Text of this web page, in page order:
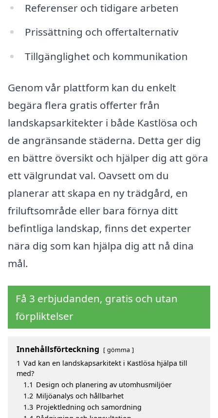
Referenser och tidigare arbeten
Prissättning och offertalternativ
Tillgänglighet och kommunikation
Genom vår plattform kan du enkelt
begära flera gratis offerter från
landskapsarkitekter i både Kastlösa och
de angränsande städerna. Detta ger dig
en bättre översikt och hjälper dig att göra
ett välgrundat val. Oavsett om du
planerar att skapa en ny trädgård, en
friluftsområde eller bara förnya ditt
befintliga landskap, finns det experter
nära dig som kan hjälpa dig att nå dina
mål.
Få 3 erbjudanden, gratis och utan
förpliktelser
Innehållsförteckning gömma
1 Vad kan en landskapsarkitekt i Kastlösa hjälpa till
med?
1.1 Design och planering av utomhusmiljöer
1.2 Miljöanalys och hållbarhet
1.3 Projektledning och samordning